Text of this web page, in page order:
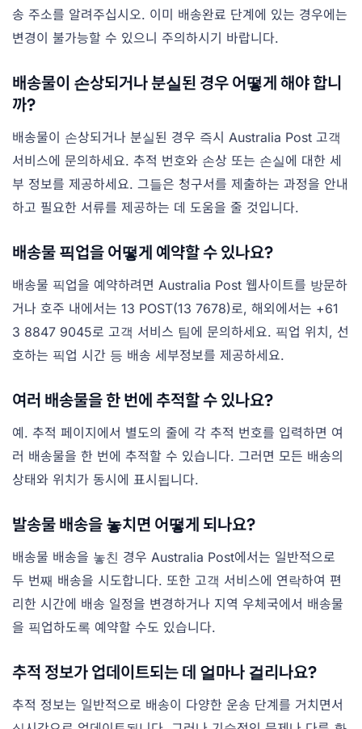
송 주소를 알려주십시오. 이미 배송완료 단계에 있는 경우에는
변경이 불가능할 수 있으니 주의하시기 바랍니다.
배송물이 손상되거나 분실된 경우 어떻게 해야 합니
까?
배송물이 손상되거나 분실된 경우 즉시 Australia Post 고객
서비스에 문의하세요. 추적 번호와 손상 또는 손실에 대한 세
부 정보를 제공하세요. 그들은 청구서를 제출하는 과정을 안내
하고 필요한 서류를 제공하는 데 도움을 줄 것입니다.
배송물 픽업을 어떻게 예약할 수 있나요?
배송물 픽업을 예약하려면 Australia Post 웹사이트를 방문하
거나 호주 내에서는 13 POST(13 7678)로, 해외에서는 +61
3 8847 9045로 고객 서비스 팀에 문의하세요. 픽업 위치, 선
호하는 픽업 시간 등 배송 세부정보를 제공하세요.
여러 배송물을 한 번에 추적할 수 있나요?
예. 추적 페이지에서 별도의 줄에 각 추적 번호를 입력하면 여
러 배송물을 한 번에 추적할 수 있습니다. 그러면 모든 배송의
상태와 위치가 동시에 표시됩니다.
발송물 배송을 놓치면 어떻게 되나요?
배송물 배송을 놓친 경우 Australia Post에서는 일반적으로
두 번째 배송을 시도합니다. 또한 고객 서비스에 연락하여 편
리한 시간에 배송 일정을 변경하거나 지역 우체국에서 배송물
을 픽업하도록 예약할 수도 있습니다.
추적 정보가 업데이트되는 데 얼마나 걸리나요?
추적 정보는 일반적으로 배송이 다양한 운송 단계를 거치면서